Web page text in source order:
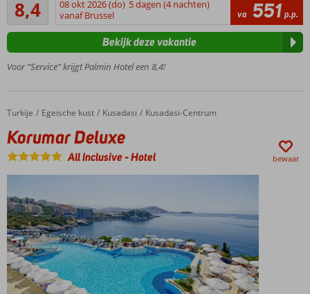
centrum
van
Zwembad
glijbanen
activiteiten
voor jong
en oud
8,4
24
beoordelingen
08 okt 2026 (do) 5 dagen (4 nachten)
vanaf Brussel
va 551 p.p.
Voor “Service” krijgt Palmin Hotel een 8,4!
Bekijk deze vakantie
Home
Turkije Egeische kust Kusadasi Kusadasi-Centrum
Korumar Deluxe
Korumar Deluxe
All Inclusive-Hotel bewaar